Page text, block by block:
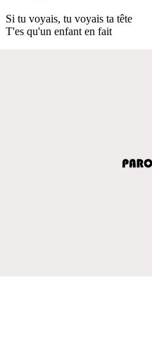
Si tu voyais, tu voyais ta tête
T'es qu'un enfant en fait